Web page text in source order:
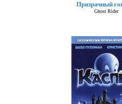
Призрачный
Ghost Rider